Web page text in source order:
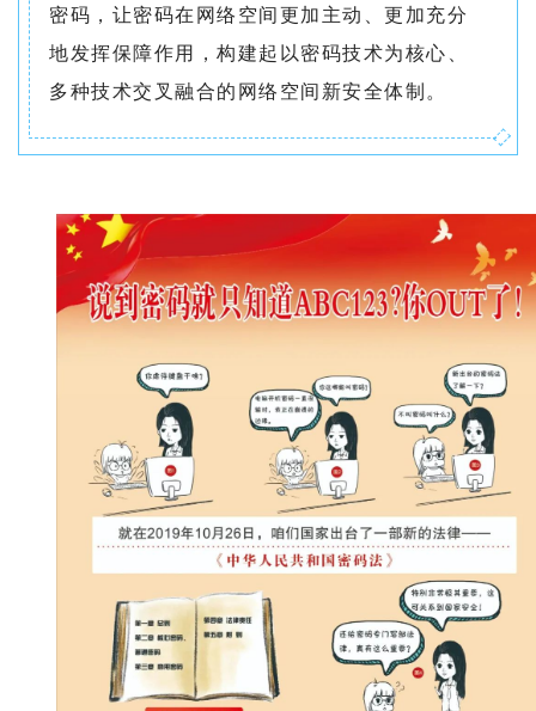
密码，让密码在网络空间更加主动、更加充分
地发挥保障作用，构建起以密码技术为核心、
多种技术交叉融合的网络空间新安全体制。